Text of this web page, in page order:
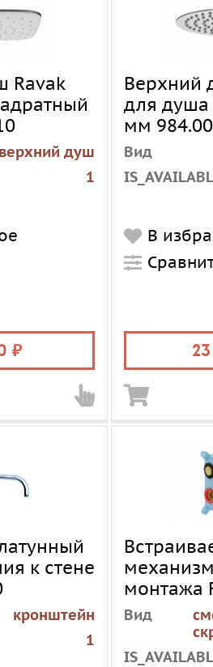
Ravak
верхний душ
1
Верхний
для душа
мм 984.00
Вид
В
к стене
кронштейн
1
монтажа
multi RB
Вид